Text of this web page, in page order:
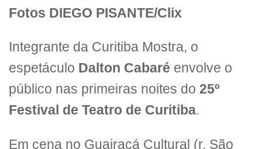
Fotos DIEGO PISANTE/Clix
Integrante da Curitiba Mostra, o
espetáculo Dalton Cabaré envolve o
público nas primeiras noites do 25º
Festival de Teatro de Curitiba.
Em cena no Guairacá Cultural (r. São